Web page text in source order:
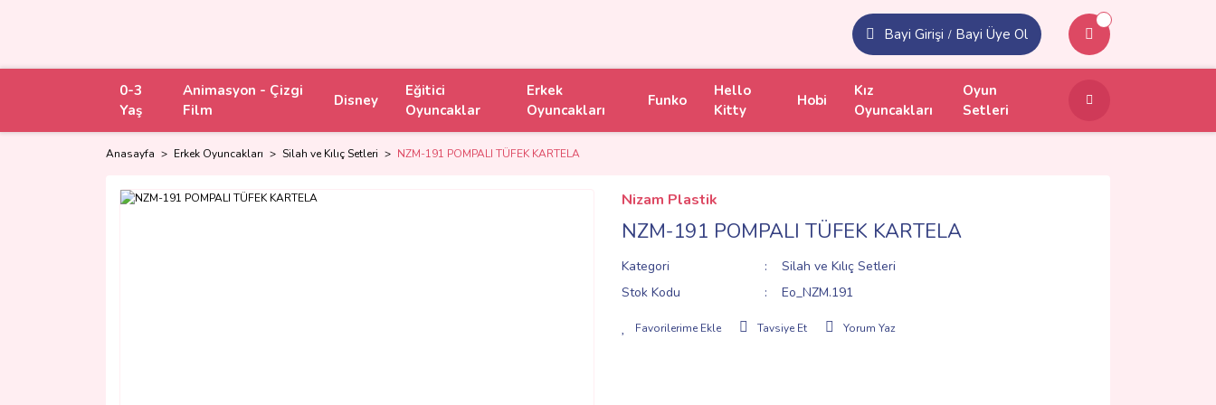
Bayi Girişi / Bayi Üye Ol
0-3
Yaş
Animasyon - Çizgi
Film
Disney
Eğitici
Oyuncaklar
Erkek
Oyuncakları
Funko
Hello
Kitty
Hobi
Kız
Oyuncakları
Oyun
Setleri
Anasayfa Erkek Oyuncakları Silah ve Kılıç Setleri NZM-191 POMPALI TÜFEK KARTELA
Nizam Plastik
NZM-191 POMPALI TÜFEK KARTELA
Kategori
Silah ve Kılıç Setleri
Stok Kodu
Eo_NZM.191
Tavsiye Et Yorum Yaz